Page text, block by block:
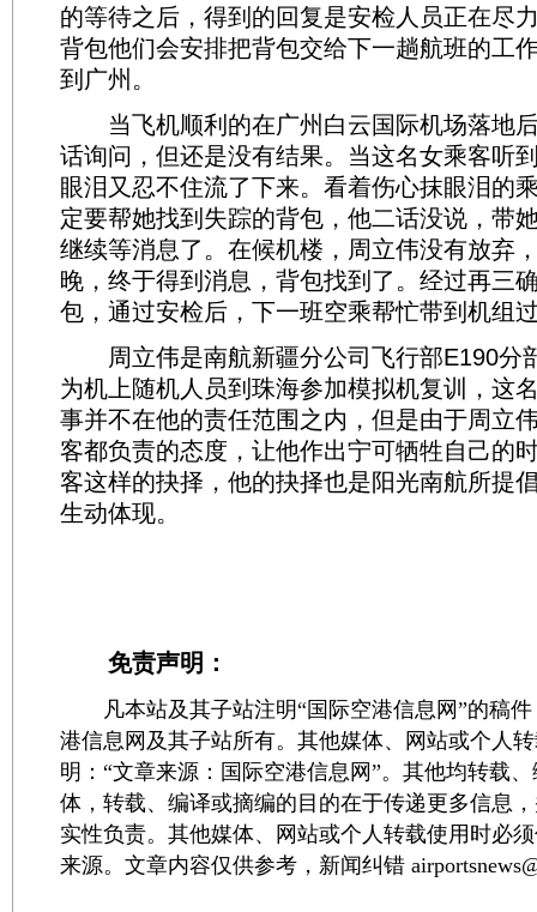
的等待之后，得到的回复是安检人员正在尽
背包他们会安排把背包交给下一趟航班的工
到广州。
当飞机顺利的在广州白云国际机场落地
话询问，但还是没有结果。当这名女乘客听
眼泪又忍不住流了下来。看着伤心抹眼泪的
定要帮她找到失踪的背包，他二话没说，带
继续等消息了。在候机楼，周立伟没有放弃
晚，终于得到消息，背包找到了。经过再三
包，通过安检后，下一班空乘帮忙带到机组
周立伟是南航新疆分公司飞行部E190分
为机上随机人员到珠海参加模拟机复训，这
事并不在他的责任范围之内，但是由于周立
客都负责的态度，让他作出宁可牺牲自己的
客这样的抉择，他的抉择也是阳光南航所提
生动体现。
免责声明：
凡本站及其子站注明“国际空港信息网”的稿件
港信息网及其子站所有。其他媒体、网站或个人
明：“文章来源：国际空港信息网”。其他均转载
体，转载、编译或摘编的目的在于传递更多信息
实性负责。其他媒体、网站或个人转载使用时必
来源。文章内容仅供参考，新闻纠错